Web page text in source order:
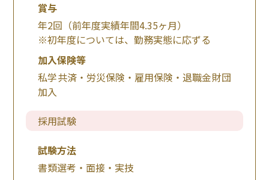
賞与
年2回（前年度実績年間4.35ヶ月）
※初年度については、勤務実態に応ずる
加入保険等
私学共済・労災保険・雇用保険・退職金財団
加入
採用試験
試験方法
書類選考・面接・実技